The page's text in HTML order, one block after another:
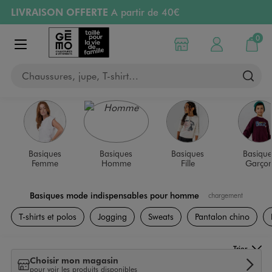
Aller au contenu principal
Aller à la navigation
LIVRAISON OFFERTE A partir de 40€
RETRAIT ET LIVRAISON OFFERTE
en magasin
PAYEZ EN 3x SANS FRAIS
Retours OFFERTS
pendant 30 jours
Afficher le menu
Chaussures, jupe, T-shirt…
Choisir mon magasin
Mon compte
0
Mon
Basiques
Femme
Basiques
Homme
Basiques
Fille
Basiques mode indispensables pour homme chargement
Actualités
T-shirts et polos Jogging Sweats Pantalon chino
Choisir mon magasin
pour voir les produits disponibles
Trier